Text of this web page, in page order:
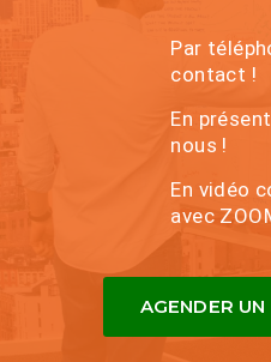
Par
contact !
En
nous !
En vidéo
avec
AGENDER